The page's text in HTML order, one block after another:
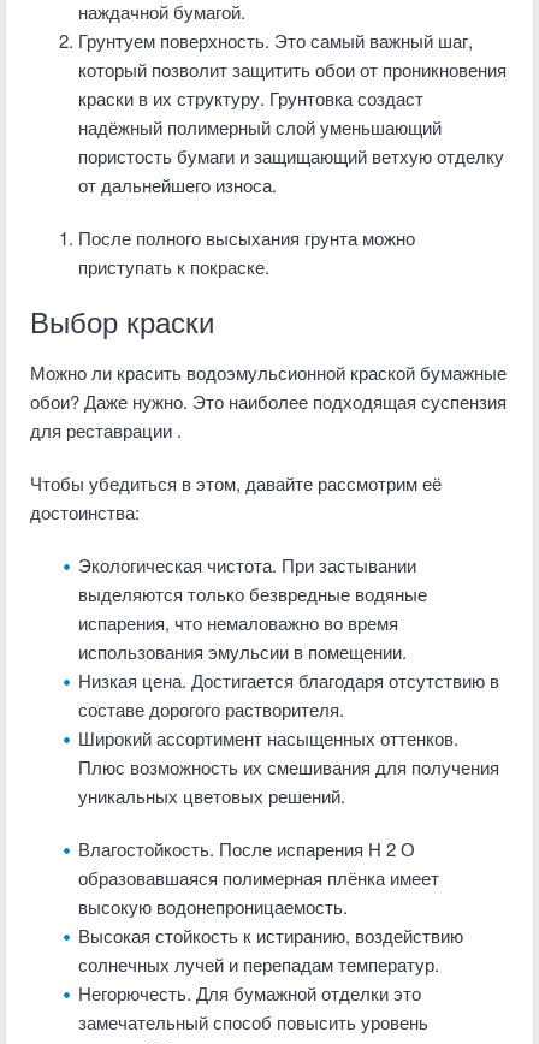
наждачной бумагой.
Грунтуем поверхность. Это самый важный шаг,
который позволит защитить обои от проникновения
краски в их структуру. Грунтовка создаст
надёжный полимерный слой уменьшающий
пористость бумаги и защищающий ветхую отделку
от дальнейшего износа.
После полного высыхания грунта можно
приступать к покраске.
Выбор краски
Можно ли красить водоэмульсионной краской бумажные
обои? Даже нужно. Это наиболее подходящая суспензия
для реставрации .
Чтобы убедиться в этом, давайте рассмотрим её
достоинства:
Экологическая чистота. При застывании
выделяются только безвредные водяные
испарения, что немаловажно во время
использования эмульсии в помещении.
Низкая цена. Достигается благодаря отсутствию в
составе дорогого растворителя.
Широкий ассортимент насыщенных оттенков.
Плюс возможность их смешивания для получения
уникальных цветовых решений.
Влагостойкость. После испарения Н 2 О
образовавшаяся полимерная плёнка имеет
высокую водонепроницаемость.
Высокая стойкость к истиранию, воздействию
солнечных лучей и перепадам температур.
Негорючесть. Для бумажной отделки это
замечательный способ повысить уровень